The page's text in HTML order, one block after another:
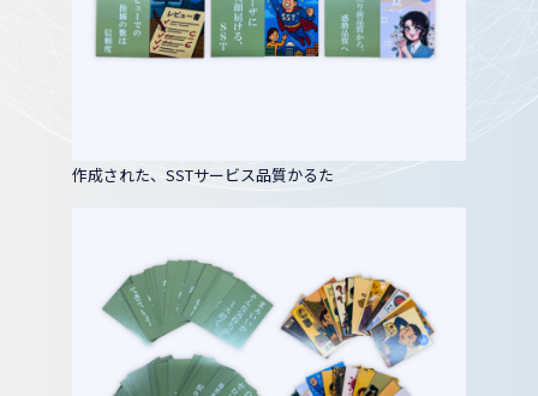
作成された、SSTサービス品質かるた